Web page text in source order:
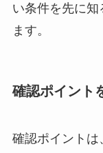
い条件を先に知
ます。
確認ポイント
確認ポイントは